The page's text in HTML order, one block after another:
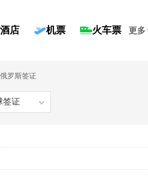
酒店 机票 火车票 更多
俄罗斯签证
签证